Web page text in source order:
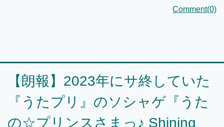
Comment(0)
【朗報】2023年にサ終していた
『うたプリ』のソシャゲ『うた
の☆プリンスさまっ♪ Shining